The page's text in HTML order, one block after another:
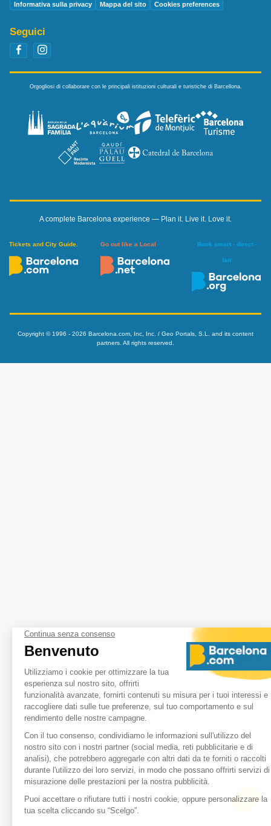
Informativa sulla privacy
Mappa del sito Cookies preferences
Seguici
Orgogliosi di collaborare con le principali istituzioni culturali e turistiche di Barcellona.
A complete Barcelona experience — Plan it. Live it. Love it.
Tickets and City Guide. Go out like a Local Book smart - direct -
fair
Copyright © 1996 - 2026 Barcelona.com, Inc, Inc. / Geo Portals, S.L. and its content
partners. All rights reserved.